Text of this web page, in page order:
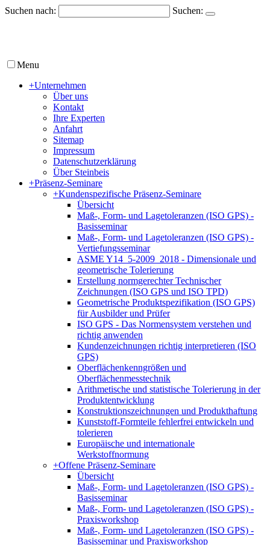
Suchen nach: Suchen:
Menu
+Unternehmen
Über uns
Kontakt
Ihre Experten
Anfahrt
Sitemap
Impressum
Datenschutzerklärung
Über Steinbeis
+Präsenz-Seminare
+Kundenspezifische Präsenz-Seminare
Übersicht
Maß-, Form- und Lagetoleranzen (ISO GPS) -
Basisseminar
Maß-, Form- und Lagetoleranzen (ISO GPS) -
Vertiefungsseminar
ASME Y14_5-2009_2018 - Dimensionale und
geometrische Tolerierung
Erstellung normgerechter Technischer
Zeichnungen (ISO GPS und ISO TPD)
Geometrische Produktspezifikation (ISO GPS)
für Ausbilder und Prüfer
ISO GPS - Das Normensystem verstehen und
richtig anwenden
Kundenzeichnungen richtig interpretieren (ISO
GPS)
Oberflächenkenngrößen und
Oberflächenmesstechnik
Arithmetische und statistische Tolerierung in der
Produktentwicklung
Konstruktionszeichnungen und Produkthaftung
Kunststoff-Formteile fehlerfrei entwickeln und
tolerieren
Europäische und internationale
Werkstoffnormung
+Offene Präsenz-Seminare
Übersicht
Maß-, Form- und Lagetoleranzen (ISO GPS) -
Basisseminar
Maß-, Form- und Lagetoleranzen (ISO GPS) -
Praxisworkshop
Maß-, Form- und Lagetoleranzen (ISO GPS) -
Basisseminar und Praxisworkshop